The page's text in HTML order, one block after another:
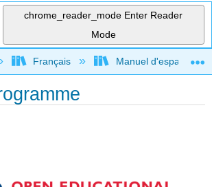
chrome_reader_mode Enter Reader
Mode
global hierarchy
Français Manuel d'espagnol